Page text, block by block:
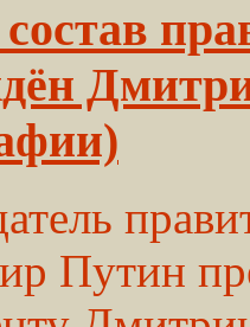
Путин